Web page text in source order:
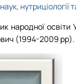
нутриціології
(1994-2009 рр).